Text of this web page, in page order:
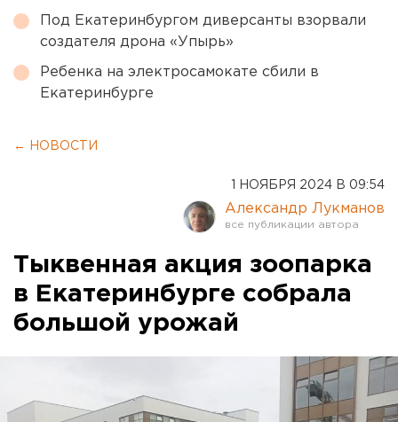
Под Екатеринбургом диверсанты взорвали
создателя дрона «Упырь»
Ребенка на электросамокате сбили в
Екатеринбурге
← НОВОСТИ
1 НОЯБРЯ 2024 В 09:54
Александр Лукманов
Тыквенная акция зоопарка
в Екатеринбурге собрала
большой урожай